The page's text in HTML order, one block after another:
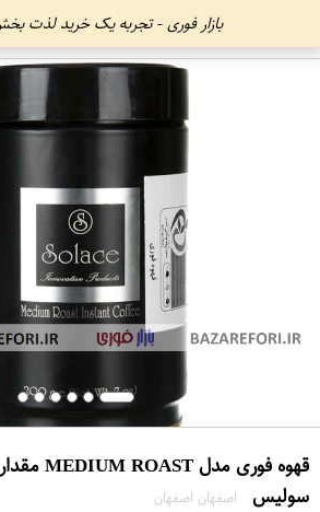
بازار فوری - تجربه یک خرید لذت
سولیس
اصفهان اصفهان